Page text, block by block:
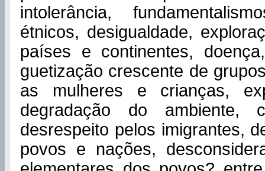
intolerância,
étnicos, desigualdade,
países e continentes,
guetização crescente de
as mulheres e crianças,
degradação do ambiente,
desrespeito pelos imigrantes,
povos e nações,